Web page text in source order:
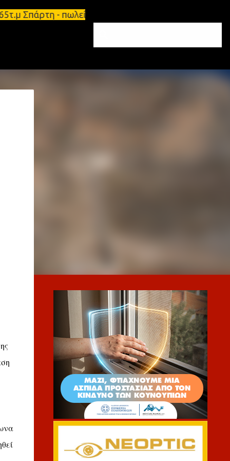
- πωλείται τριάρι διαμέρισμα